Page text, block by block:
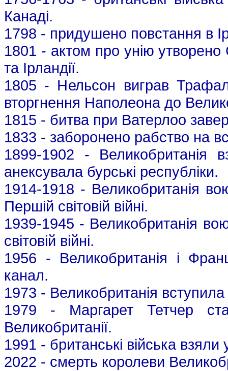
Канаді.
1798 - придушено повстання в
1801 - актом про унію утворено
та Ірландії.
1805 - Нельсон виграв
вторгнення Наполеона до
1815 - битва при Ватерлоо
1833 - заборонено рабство на
1899-1902 - Великобританія
анексувала бурські республіки.
1914-1918 - Великобританія
Першій світовій війні.
1939-1945 - Великобританія
світовій війні.
1956 - Великобританія і
канал.
1973 - Великобританія
1979 - Маргарет Тетчер
Великобританії.
1991 - британські війська взяли
2022 - смерть королеви